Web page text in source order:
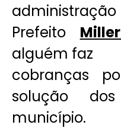
Prefeito
alguém faz
cobranças
solução
município.